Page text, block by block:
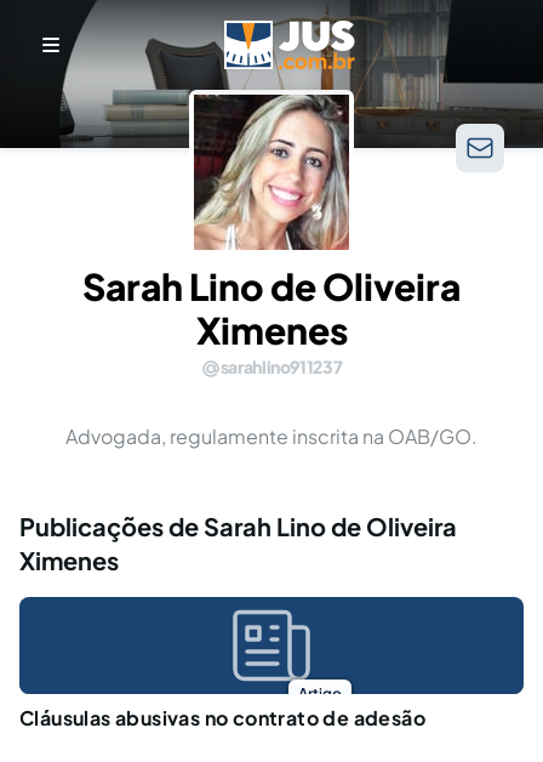
Sarah Lino de Oliveira
Ximenes
sarahlino911237
Advogada, regulamente inscrita na OAB/GO.
Publicações de Sarah Lino de Oliveira
Ximenes
Artigo
Cláusulas abusivas no contrato de adesão